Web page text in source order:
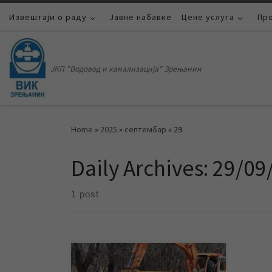
Skip to content
Извештаји о раду Јавне набавке Цене услуга
ЈКП "Водовод и канализација" Зрењанин
Home » 2025 » септембар » 29
Daily Archives: 29/
1 post
ЈКП „Водовод и канализација“